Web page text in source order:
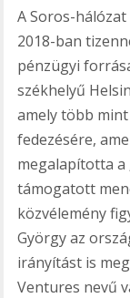
A Soros-
2018-ban
pénzügyi
székhelyű
amely több
fedezésére,
megalapította a
támogatott
közvélemény
György az
irányítást is
Ventures nevű